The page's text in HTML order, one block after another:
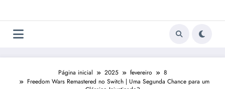
Página inicial 2025 fevereiro
8
Freedom Wars Remastered no Switch | Uma Segunda Chance para um